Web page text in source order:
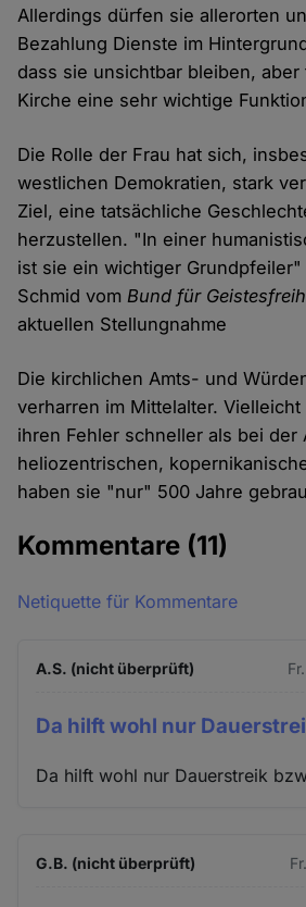
Allerdings dürfen sie allerorten
Bezahlung Dienste im
dass sie unsichtbar bleiben,
Kirche eine sehr wichtige
Die Rolle der Frau hat sich,
westlichen Demokratien, stark
Ziel, eine tatsächliche
herzustellen. "In einer
ist sie ein wichtiger Grundpfeiler"
Schmid vomBund für
aktuellen Stellungnahme
Die kirchlichen Amts- und
verharren im Mittelalter.
ihren Fehler schneller als bei der
heliozentrischen,
haben sie "nur" 500 Jahre
Kommentare (11)
Netiquette für Kommentare
A.S. (nicht überprüft)
Da hilft wohl nur
Da hilft wohl nur Dauerstreik
G.B. (nicht überprüft)